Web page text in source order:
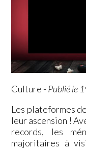
Culture - Publié le
Les plateformes
leur ascension !
records, les
majoritaires à